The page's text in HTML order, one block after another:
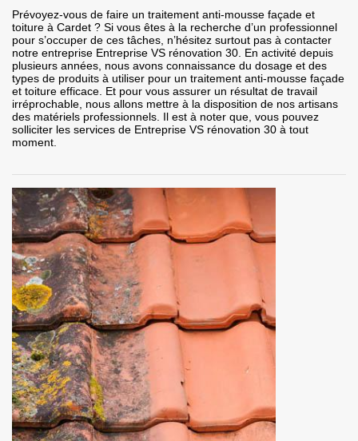
Prévoyez-vous de faire un traitement anti-mousse façade et
toiture à Cardet ? Si vous êtes à la recherche d’un professionnel
pour s’occuper de ces tâches, n’hésitez surtout pas à contacter
notre entreprise Entreprise VS rénovation 30. En activité depuis
plusieurs années, nous avons connaissance du dosage et des
types de produits à utiliser pour un traitement anti-mousse façade
et toiture efficace. Et pour vous assurer un résultat de travail
irréprochable, nous allons mettre à la disposition de nos artisans
des matériels professionnels. Il est à noter que, vous pouvez
solliciter les services de Entreprise VS rénovation 30 à tout
moment.